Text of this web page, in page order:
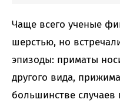
Чаще всего ученые
шерстью, но
эпизоды: приматы
другого вида,
большинстве